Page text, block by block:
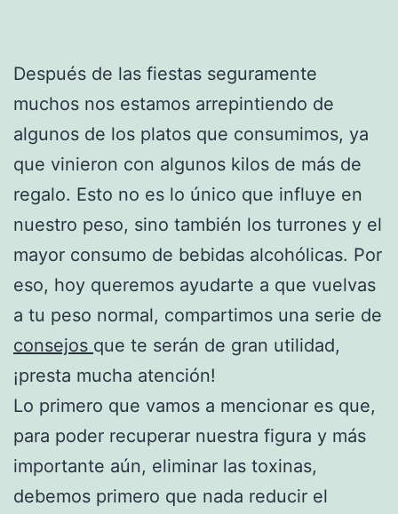
Después de las fiestas seguramente
muchos nos estamos arrepintiendo de
algunos de los platos que consumimos, ya
que vinieron con algunos kilos de más de
regalo. Esto no es lo único que influye en
nuestro peso, sino también los turrones y el
mayor consumo de bebidas alcohólicas. Por
eso, hoy queremos ayudarte a que vuelvas
a tu peso normal, compartimos una serie de
consejos que te serán de gran utilidad,
¡presta mucha atención!
Lo primero que vamos a mencionar es que,
para poder recuperar nuestra figura y más
importante aún, eliminar las toxinas,
debemos primero que nada reducir el